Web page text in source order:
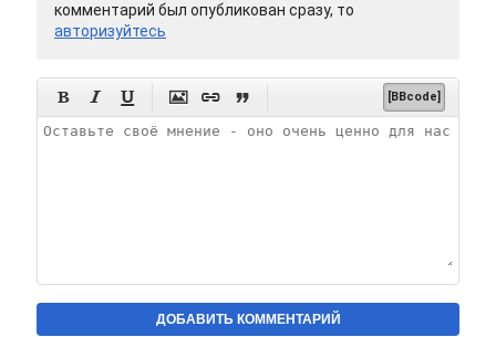
комментарий был опубликован сразу, то
авторизуйтесь
      [BBcode]